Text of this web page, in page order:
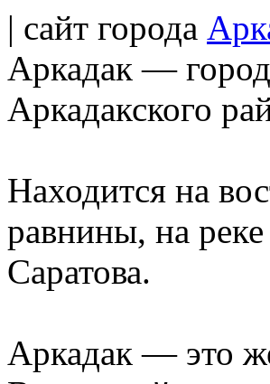
| сайт города
Аркадак —
Аркадакского
Находится на
равнины, на
Саратова.
Аркадак — это